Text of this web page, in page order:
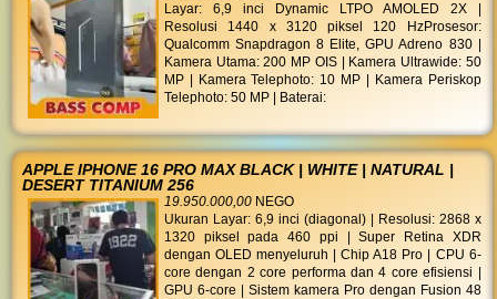
Layar: 6,9 inci Dynamic LTPO AMOLED 2X |
Resolusi 1440 x 3120 piksel 120 HzProsesor:
Qualcomm Snapdragon 8 Elite, GPU Adreno 830 |
Kamera Utama: 200 MP OIS | Kamera Ultrawide: 50
MP | Kamera Telephoto: 10 MP | Kamera Periskop
Telephoto: 50 MP | Baterai:
APPLE IPHONE 16 PRO MAX BLACK | WHITE | NATURAL |
DESERT TITANIUM 256
19.950.000,00 NEGO
Ukuran Layar: 6,9 inci (diagonal) | Resolusi: 2868 x
1320 piksel pada 460 ppi | Super Retina XDR
dengan OLED menyeluruh | Chip A18 Pro | CPU 6-
core dengan 2 core performa dan 4 core efisiensi |
GPU 6-core | Sistem kamera Pro dengan Fusion 48